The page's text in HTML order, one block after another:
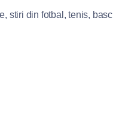
stiri din fotbal, tenis,